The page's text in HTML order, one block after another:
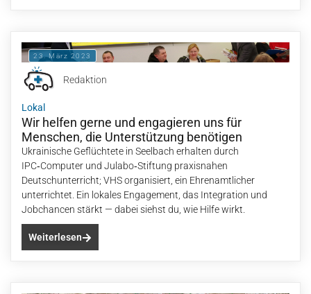
23. März 2023
Redaktion
Lokal
Wir helfen gerne und engagieren uns für
Menschen, die Unterstützung benötigen
Ukrainische Geflüchtete in Seelbach erhalten durch
IPC‑Computer und Julabo‑Stiftung praxisnahen
Deutschunterricht; VHS organisiert, ein Ehrenamtlicher
unterrichtet. Ein lokales Engagement, das Integration und
Jobchancen stärkt — dabei siehst du, wie Hilfe wirkt.
Weiterlesen